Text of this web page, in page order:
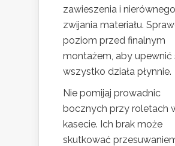
zawieszenia i nierównego
zwijania materiału.
poziom przed finalnym
montażem, aby upewnić
wszystko działa płynnie.
Nie pomijaj prowadnic
bocznych przy roletach
kasecie. Ich brak może
skutkować